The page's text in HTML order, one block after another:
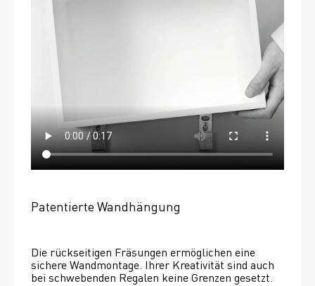
Patentierte Wandhängung
Die rückseitigen Fräsungen ermöglichen eine
sichere Wandmontage. Ihrer Kreativität sind auch
bei schwebenden Regalen keine Grenzen gesetzt.